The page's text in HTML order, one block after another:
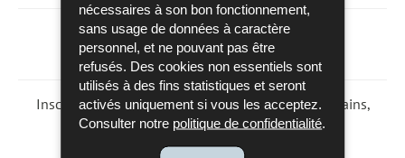
nécessaires à son bon fonctionnement,
sans usage de données à caractère
personnel, et ne pouvant pas être
refusés. Des cookies non essentiels sont
utilisés à des fins statistiques et seront
activés uniquement si vous les acceptez.
Consulter notre politique de confidentialité.
Inscription en lettres majuscules des chiffres romains,
par exempleMCCXet non mccx